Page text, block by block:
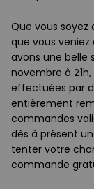
Que vous soyez
que vous
avons une belle
novembre à
effectuées par
entièrement
commandes
dès à présent
tenter votre
commande